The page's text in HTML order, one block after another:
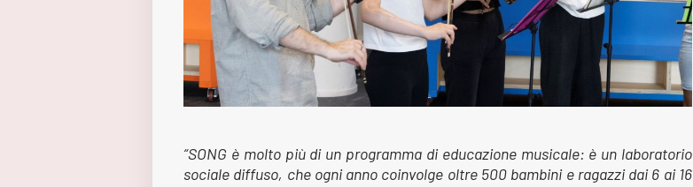
“SONG è molto più di un programma di educazione musicale: è un laboratorio
sociale diffuso, che ogni anno coinvolge oltre 500 bambini e ragazzi dai 6 ai 16